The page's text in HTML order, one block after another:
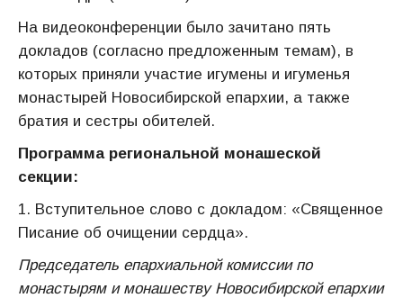
На видеоконференции было зачитано пять
докладов (согласно предложенным темам), в
которых приняли участие игумены и игуменья
монастырей Новосибирской епархии, а также
братия и сестры обителей.
Программа региональной монашеской
секции:
1. Вступительное слово с докладом: «Священное
Писание об очищении сердца».
Председатель епархиальной комиссии по
монастырям и монашеству Новосибирской епархии